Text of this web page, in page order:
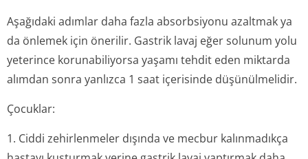
Aşağıdaki adımlar daha fazla absorbsiyonu azaltmak ya
da önlemek için önerilir. Gastrik lavaj eğer solunum yolu
yeterince korunabiliyorsa yaşamı tehdit eden miktarda
alımdan sonra yanlızca 1 saat içerisinde düşünülmelidir.
Çocuklar:
1. Ciddi zehirlenmeler dışında ve mecbur kalınmadıkça